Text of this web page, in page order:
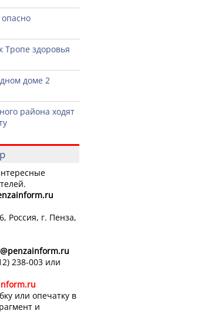
Тропе здоровья
доме 2
района ходят
Россия, г. Пенза,
@penzainform.ru
238-003 или
или опечатку в
и